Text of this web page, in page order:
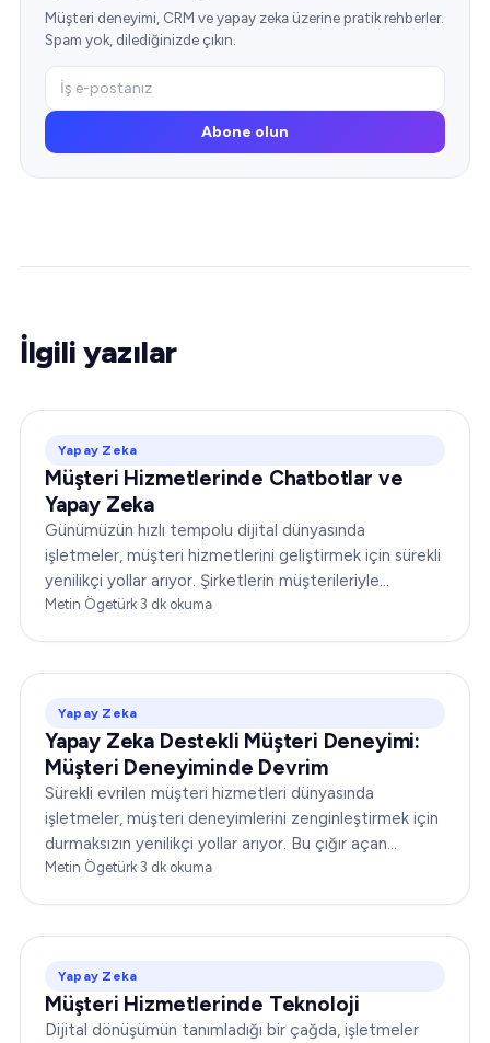
Müşteri deneyimi, CRM ve yapay zeka üzerine pratik rehberler.
Spam yok, dilediğinizde çıkın.
Abone olun
İlgili yazılar
Yapay Zeka
Müşteri Hizmetlerinde Chatbotlar ve
Yapay Zeka
Günümüzün hızlı tempolu dijital dünyasında
işletmeler, müşteri hizmetlerini geliştirmek için sürekli
yenilikçi yollar arıyor. Şirketlerin müşterileriyle
etkileşim biçimini yeniden tanımlayan devrim
Metin Ögetürk·3 dk okuma
Yapay Zeka
Yapay Zeka Destekli Müşteri Deneyimi:
Müşteri Deneyiminde Devrim
Sürekli evrilen müşteri hizmetleri dünyasında
işletmeler, müşteri deneyimlerini zenginleştirmek için
durmaksızın yenilikçi yollar arıyor. Bu çığır açan
gelişmelerden biri de yapay zeka destekli müşteri
Metin Ögetürk·3 dk okuma
Yapay Zeka
Müşteri Hizmetlerinde Teknoloji
Dijital dönüşümün tanımladığı bir çağda, işletmeler